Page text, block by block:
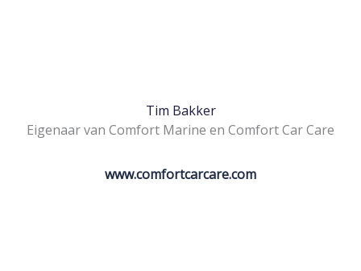
Tim Bakker
Eigenaar van Comfort Marine en Comfort Car Care
www.comfortcarcare.com